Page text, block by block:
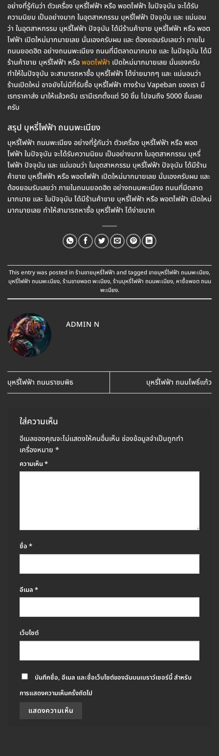
อย่างที่รู้กันว่า ตัวเครื่อง บุหรี่ไฟฟ้า หรือ พอตไฟฟ้า ในปัจจุบัน จะได้รับ
ความนิยม เป็นอย่างมาก ในอุตสาหกรรม บุหรี่ไฟฟ้า ปัจจุบัน และ แน่นอน
ว่า ในอุตสาหกรรม บุหรี่ไฟฟ้า ปัจจุบัน ได้มีร้านค้าขาย บุหรี่ไฟฟ้า หรือ พอต
ไฟฟ้า เปิดใหม่มากมายเลย นั่นเองครับผม และ ต้องยอมรับเลยว่า ภายใน
ถนนยอดฮิต อย่างถนนพะเนียง ถนนที่มีตลาดมากมาย และ ในปัจจุบัน ได้มี
ร้านค้าขาย บุหรี่ไฟฟ้า หรือพอตไฟฟ้า เปิดใหม่มากมายเลย นั่นเองครับ
ทำให้ในปัจจุบัน จะสามารถหาซื้อ บุหรี่ไฟฟ้า ได้ง่ายมากๆ และ แน่นอนว่า
ร้านเปิดใหม่ อาจยังไม่มีที่รับซื้อ บุหรี่ไฟฟ้า ทางร้าน Vapeban ของเรา มี
เรทราคาส่ง มาให้แล้วครับ เรามีเรทตั้งแต่ 50 ชิ้น ไปจนถึง 5000 ชิ้นเลย
ครับ
สรุป บุหรี่ไฟฟ้า ถนนพะเนียง
บุหรี่ไฟฟ้า ถนนพะเนียง อย่างที่รู้กันว่า ตัวเครื่อง บุหรี่ไฟฟ้า หรือ พอต
ไฟฟ้า ในปัจจุบัน จะได้รับความนิยม เป็นอย่างมาก ในอุตสาหกรรม บุหรี่
ไฟฟ้า ปัจจุบัน และ แน่นอนว่า ในอุตสาหกรรม บุหรี่ไฟฟ้า ปัจจุบัน ได้มีร้าน
ค้าขาย บุหรี่ไฟฟ้า หรือ พอตไฟฟ้า เปิดใหม่มากมายเลย นั่นเองครับผม และ
ต้องยอมรับเลยว่า ภายในถนนยอดฮิต อย่างถนนพะเนียง ถนนที่มีตลาด
มากมาย และ ในปัจจุบัน ได้มีร้านค้าขาย บุหรี่ไฟฟ้า หรือ พอตไฟฟ้า เปิดใหม่
มากมายเลย ทำให้สามารถหาซื้อ บุหรี่ไฟฟ้า ได้ง่ายมาก
This entry was posted inร้านขายบุหรี่ไฟฟ้า and taggedขายบุหรี่ไฟฟ้า ถนนพะเนียง,
บุหรี่ไฟฟ้า ถนนพะเนียง, ร้านขายพอต พะเนียง, ร้านบุหรี่ไฟฟ้า ถนนพะเนียง, หาซื้อพอต ถนน
พะเนียง.
ADMIN N
บุหรี่ไฟฟ้า ถนนราชบพิธ บุหรี่ไฟฟ้า ถนนโพธิ์แก้ว
ใส่ความเห็น
อีเมลของคุณจะไม่แสดงให้คนอื่นเห็น ช่องข้อมูลจำเป็นถูกทำ
เครื่องหมาย *
ความเห็น*
ชื่อ *
อีเมล *
เว็บไซต์
บันทึกชื่อ, อีเมล และชื่อเว็บไซต์ของฉันบนเบราว์เซอร์นี้ สำหรับ
การแสดงความเห็นครั้งถัดไป